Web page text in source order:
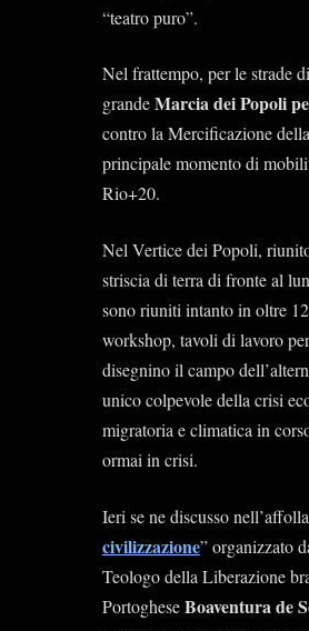
“teatro puro”.
Nel frattempo, per le strade
grandeMarcia dei Popoli
contro la Mercificazione
principale momento di
Rio+20.
Nel Vertice dei Popoli,
striscia di terra di fronte al
sono riuniti intanto in oltre
workshop, tavoli di lavoro
disegnino il campo
unico colpevole della crisi
migratoria e climatica in
ormai in crisi.
Ieri se ne discusso
civilizzazione” organizzato
Teologo della Liberazione
PortogheseBoaventura de